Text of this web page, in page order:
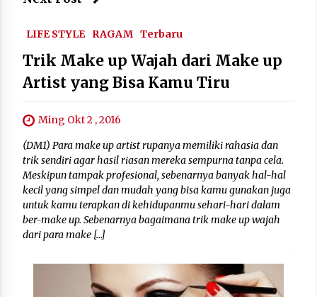
LIFE STYLE RAGAM Terbaru
Trik Make up Wajah dari Make up
Artist yang Bisa Kamu Tiru
Ming Okt 2 , 2016
(DM1) Para make up artist rupanya memiliki rahasia dan
trik sendiri agar hasil riasan mereka sempurna tanpa cela.
Meskipun tampak profesional, sebenarnya banyak hal-hal
kecil yang simpel dan mudah yang bisa kamu gunakan juga
untuk kamu terapkan di kehidupanmu sehari-hari dalam
ber-make up. Sebenarnya bagaimana trik make up wajah
dari para make […]